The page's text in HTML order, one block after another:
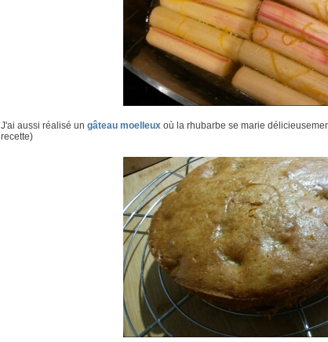
J'ai aussi réalisé un gâteau moelleux où la rhubarbe se marie
recette)